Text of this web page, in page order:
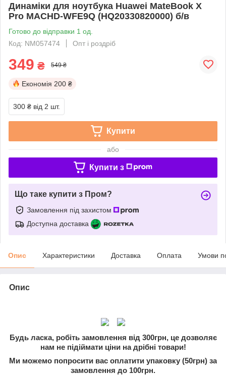
Динаміки для ноутбука Huawei MateBook X
Pro MACHD-WFE9Q (HQ20330820000) б/в
Готово до відправки 1 од.
Код: NM057474
Опт і роздріб
349 ₴ 549 ₴
Економія 200 ₴
300 ₴ від 2 шт.
Купити
або
Купити з
Що таке купити з Пром?
Замовлення під захистом
Доступна доставка
Опис Характеристики Доставка Оплата Умови
Опис
Будь ласка, робіть замовлення від 300грн, це дозволяє
нам не підіймати ціни на дрібні товари!
Ми можемо попросити вас оплатити упаковку (50грн) за
замовлення до 100грн.